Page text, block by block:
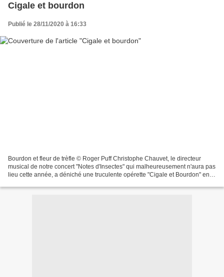
Cigale et bourdon
Publié le 28/11/2020 à 16:33
Bourdon et fleur de trèfle © Roger Puff Christophe Chauvet, le directeur
musical de notre concert "Notes d'Insectes" qui malheureusement n'aura pas
lieu cette année, a déniché une truculente opérette "Cigale et Bourdon" en